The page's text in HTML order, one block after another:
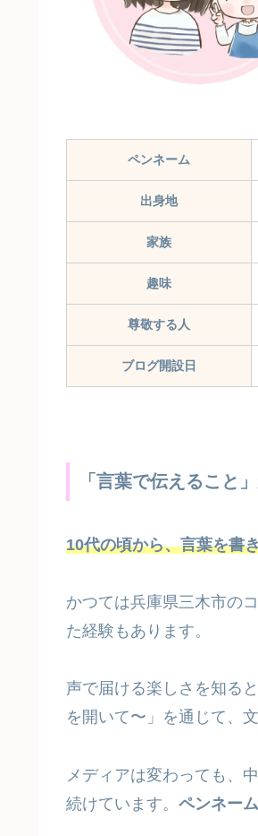
ペンネーム
出身地
家族
趣味
尊敬する人
ブログ開設日
「言葉で伝えること
10代の頃から、言葉を書
かつては兵庫県三木市の
た経験もあります。
声で届ける楽しさを知る
を開いて〜」を通じて、
メディアは変わっても、
続けています。 ペンネー